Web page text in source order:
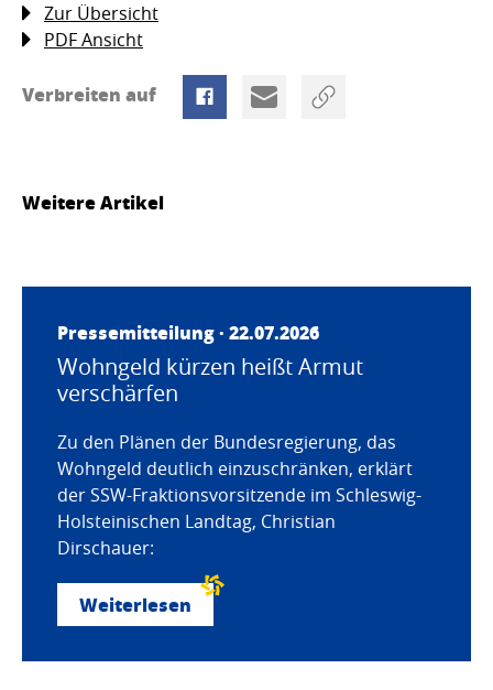
Zur Übersicht
PDF Ansicht
Verbreiten auf
Weitere Artikel
Pressemitteilung · 22.07.2026
Wohngeld kürzen heißt Armut
verschärfen
Zu den Plänen der Bundesregierung, das
Wohngeld deutlich einzuschränken, erklärt
der SSW-Fraktionsvorsitzende im Schleswig-
Holsteinischen Landtag, Christian
Dirschauer:
Weiterlesen